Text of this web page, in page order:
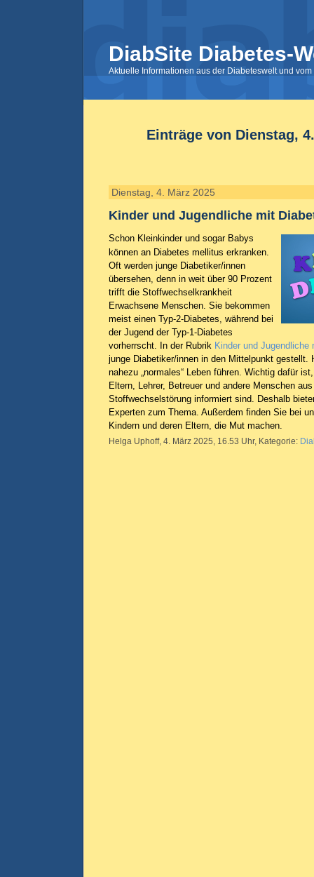
DiabSite Diabetes-
Aktuelle Informationen aus der Diabeteswelt und
Einträge von Dienstag,
Dienstag, 4. März 2025
Kinder und Jugendliche mit
Schon Kleinkinder und sogar Babys
können an Diabetes mellitus erkranken.
Oft werden junge Diabetiker/innen
übersehen, denn in weit über 90 Prozent
trifft die Stoffwechselkrankheit
Erwachsene Menschen. Sie bekommen
meist einen Typ-2-Diabetes, während bei
der Jugend der Typ-1-Diabetes
vorherrscht. In der Rubrik Kinder und Jugendliche
junge Diabetiker/innen in den Mittelpunkt gestellt.
nahezu „normales“ Leben führen. Wichtig dafür
Eltern, Lehrer, Betreuer und andere Menschen
Stoffwechselstörung informiert sind. Deshalb
Experten zum Thema. Außerdem finden Sie bei
Kindern und deren Eltern, die Mut machen.
Helga Uphoff, 4. März 2025, 16.53 Uhr, Kategorie: